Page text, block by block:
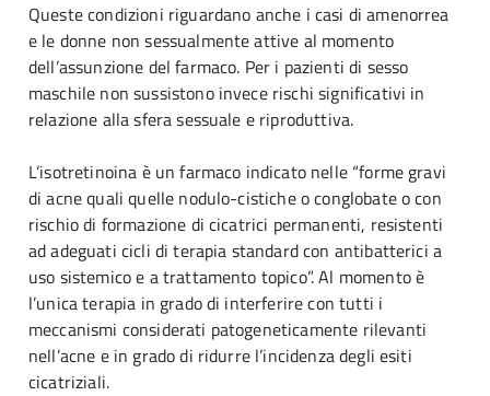
Queste condizioni riguardano anche i casi di amenorrea
e le donne non sessualmente attive al momento
dell’assunzione del farmaco. Per i pazienti di sesso
maschile non sussistono invece rischi significativi in
relazione alla sfera sessuale e riproduttiva.
L’isotretinoina è un farmaco indicato nelle “forme gravi
di acne quali quelle nodulo-cistiche o conglobate o con
rischio di formazione di cicatrici permanenti, resistenti
ad adeguati cicli di terapia standard con antibatterici a
uso sistemico e a trattamento topico”. Al momento è
l’unica terapia in grado di interferire con tutti i
meccanismi considerati patogeneticamente rilevanti
nell’acne e in grado di ridurre l’incidenza degli esiti
cicatriziali.